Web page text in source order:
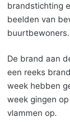
brandstichting
beelden van
buurtbewoners.
De brand aan
een reeks
week hebben
week gingen
vlammen op.